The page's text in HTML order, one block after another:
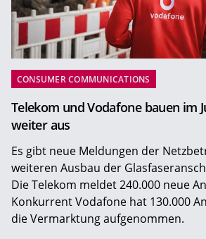
CONSUMER COMMUNICATIONS
Telekom und Vodafone bauen im
weiter aus
Es gibt neue Meldungen der
weiteren Ausbau der
Die Telekom meldet 240.000 neue
Konkurrent Vodafone hat 130.000
die Vermarktung aufgenommen.